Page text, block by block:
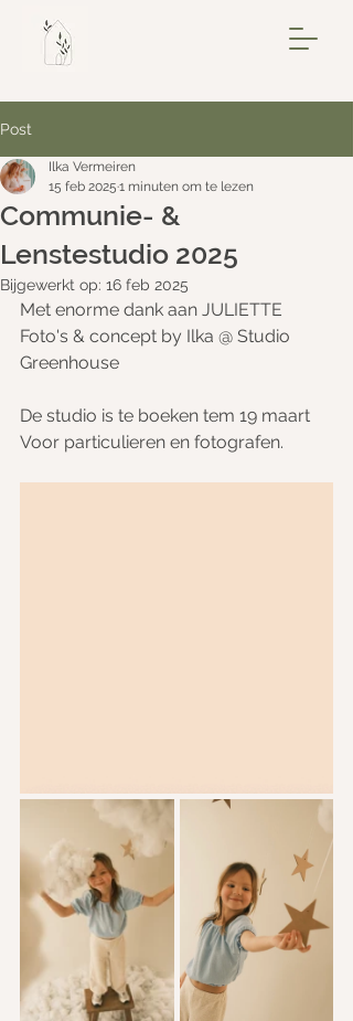
Post
Communie- &
Lenstestudio 2025
Ilka Vermeiren
15 feb 2025 1 minuten om te lezen
Bijgewerkt op: 16 feb 2025
Met enorme dank aan JULIETTE
Foto's & concept by Ilka @ Studio
Greenhouse
De studio is te boeken tem 19 maart
Voor particulieren en fotografen.